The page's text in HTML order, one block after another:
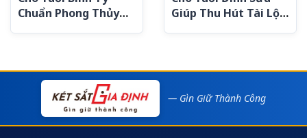
Chuẩn Phong Thủy
Giúp Thu Hút Tài Lộc
— Gìn Giữ Thành Công